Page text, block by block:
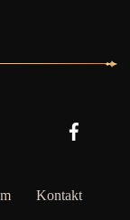
Kontakt